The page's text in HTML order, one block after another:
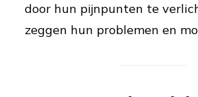
door hun pijnpunten te
zeggen hun problemen en